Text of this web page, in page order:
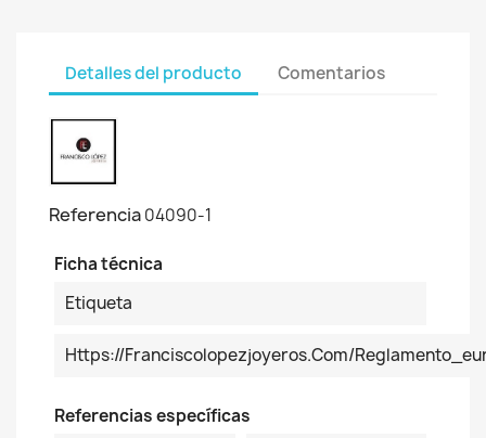
Detalles del producto Comentarios
Referencia04090-1
Ficha técnica
Etiqueta
Https://franciscolopezjoyeros.com/
Referencias específicas